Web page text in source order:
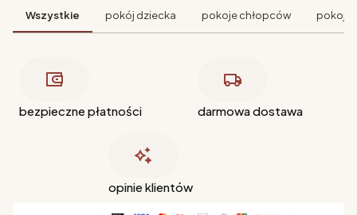
Wszystkie pokój dziecka pokoje chłopców pokoje
bezpieczne płatności darmowa dostawa
opinie klientów